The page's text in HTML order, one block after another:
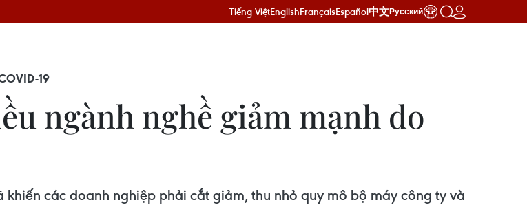
Tiếng ViệtEnglishFrançaisEspañol中文Русский
19
ngành nghề giảm mạnh do
các doanh nghiệp phải cắt giảm, thu nhỏ quy mô bộ máy công ty và